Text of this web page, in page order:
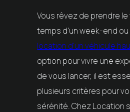
Vous rêvez de prendre
temps d'un week-end
location d'un véhicule
option pour vivre une
de vous lancer, il est
plusieurs critères pour
sérénité. Chez Location